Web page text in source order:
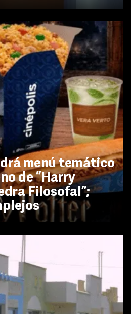
menú temático
de ”Harry
Filosofal”;